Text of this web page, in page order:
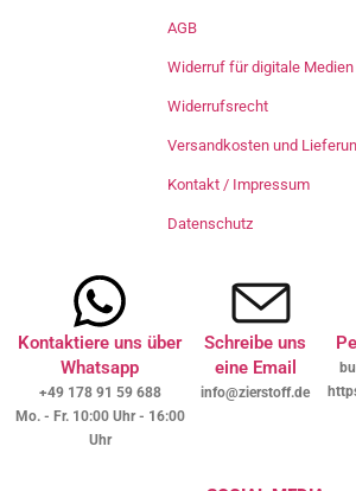
AGB
Widerruf für digitale Medien
Widerrufsrecht
Versandkosten und
Kontakt / Impressum
Datenschutz
Kontaktiere uns über
Whatsapp
+49 178 91 59 688
Mo. - Fr. 10:00 Uhr - 16:00
Uhr
Schreibe uns
eine Email
info@zierstoff.de